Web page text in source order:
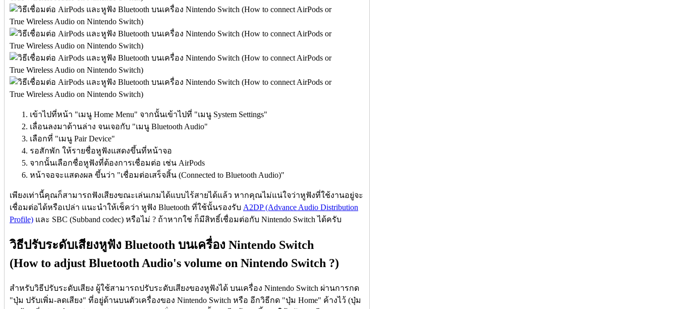
เข้าไปที่หน้า "เมนู Home Menu" จากนั้นเข้าไปที่ "เมนู System Settings"
เลื่อนลงมาด้านล่าง จนเจอกับ "เมนู Bluetooth Audio"
เลือกที่ "เมนู Pair Device"
รอสักพัก ให้รายชื่อหูฟังแสดงขึ้นที่หน้าจอ
จากนั้นเลือกชื่อหูฟังที่ต้องการเชื่อมต่อ เช่น AirPods
หน้าจอจะแสดงผล ขึ้นว่า "เชื่อมต่อเสร็จสิ้น (Connected to Bluetooth Audio)"
เพียงเท่านี้คุณก็สามารถฟังเสียงขณะเล่นเกมได้แบบไร้สายได้แล้ว หากคุณไม่แน่ใจว่าหูฟังที่ใช้งานอยู่จะ
เชื่อมต่อได้หรือเปล่า แนะนำให้เช็คว่า หูฟัง Bluetooth ที่ใช้นั้นรองรับ A2DP (Advance Audio Distribution
Profile) และ SBC (Subband codec) หรือไม่ ? ถ้าหากใช่ ก็มีสิทธิ์เชื่อมต่อกับ Nintendo Switch ได้ครับ
วิธีปรับระดับเสียงหูฟัง Bluetooth บนเครื่อง Nintendo Switch
(How to adjust Bluetooth Audio's volume on Nintendo Switch ?)
สำหรับวิธีปรับระดับเสียง ผู้ใช้สามารถปรับระดับเสียงของหูฟังได้ บนเครื่อง Nintendo Switch ผ่านการกด
"ปุ่ม ปรับเพิ่ม-ลดเสียง" ที่อยู่ด้านบนตัวเครื่องของ Nintendo Switch หรือ อีกวิธีกด "ปุ่ม Home" ค้างไว้ (ปุ่ม